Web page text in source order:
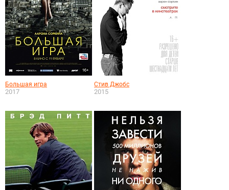
Большая игра
2017
Стив Джобс
2015